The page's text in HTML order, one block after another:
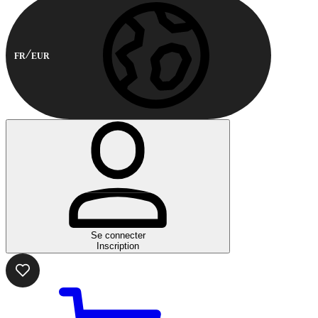
FR EUR
Se connecter
Inscription